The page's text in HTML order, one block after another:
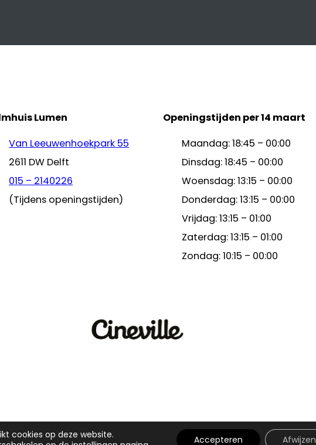
Lumen
Van Leeuwenhoekpark 55
2611 DW Delft
015 – 2140226
(Tijdens openingstijden)
Openingstijden per 14 maart
Maandag: 18:45 – 00:00
Dinsdag: 18:45 – 00:00
Woensdag: 13:15 – 00:00
Donderdag: 13:15 – 00:00
Vrijdag: 13:15 – 01:00
Zaterdag: 13:15 – 01:00
Zondag: 10:15 – 00:00
cookies op deze website.
Accepteren Afwijzen